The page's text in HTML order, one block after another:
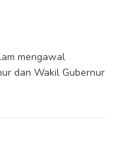
mengawal
dan Wakil Gubernur